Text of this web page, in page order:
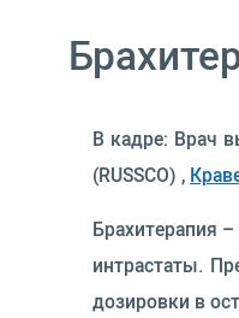
В кадре: Врач
(RUSSCO) ,
Брахитерапия
интрастаты.
дозировки в